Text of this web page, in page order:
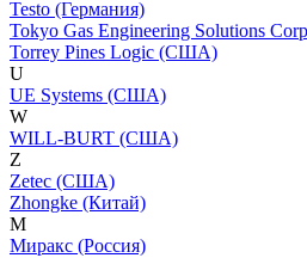
Testo (Германия)
Tokyo Gas Engineering Solutions
Torrey Pines Logic (США)
U
UE Systems (США)
W
WILL-BURT (США)
Z
Zetec (США)
Zhongke (Китай)
М
Миракс (Россия)